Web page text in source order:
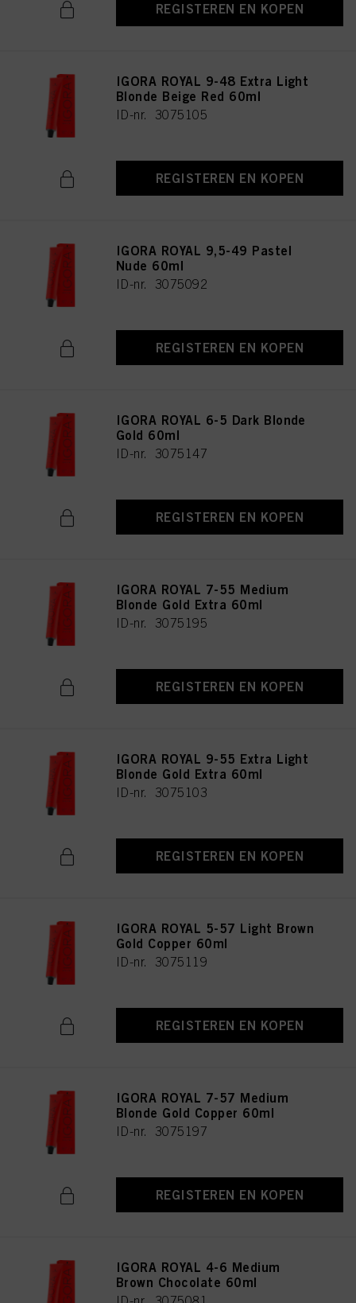
REGISTEREN EN KOPEN
IGORA ROYAL 9-48 Extra Light
Blonde Beige Red 60ml
ID-nr. 3075105
REGISTEREN EN KOPEN
IGORA ROYAL 9,5-49 Pastel
Nude 60ml
ID-nr. 3075092
REGISTEREN EN KOPEN
IGORA ROYAL 6-5 Dark Blonde
Gold 60ml
ID-nr. 3075147
REGISTEREN EN KOPEN
IGORA ROYAL 7-55 Medium
Blonde Gold Extra 60ml
ID-nr. 3075195
REGISTEREN EN KOPEN
IGORA ROYAL 9-55 Extra Light
Blonde Gold Extra 60ml
ID-nr. 3075103
REGISTEREN EN KOPEN
IGORA ROYAL 5-57 Light Brown
Gold Copper 60ml
ID-nr. 3075119
REGISTEREN EN KOPEN
IGORA ROYAL 7-57 Medium
Blonde Gold Copper 60ml
ID-nr. 3075197
REGISTEREN EN KOPEN
IGORA ROYAL 4-6 Medium
Brown Chocolate 60ml